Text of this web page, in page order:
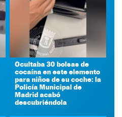
Ocultaba 30 bolsas de
cocaína en este elemento
para niños de su coche: la
Policía Municipal de
Madrid acabó
descubriéndola